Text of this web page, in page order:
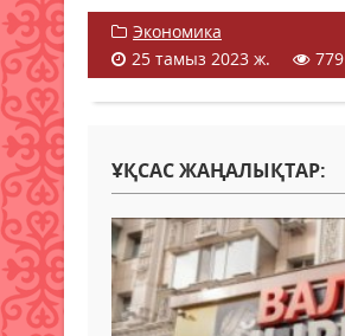
Экономика
25 тамыз 2023 ж.
779
ҰҚСАС ЖАҢАЛЫҚТАР: